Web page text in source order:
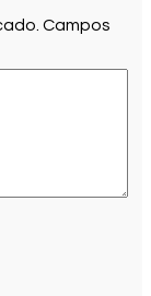
Campos